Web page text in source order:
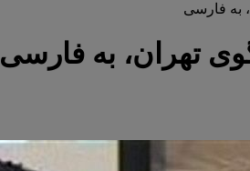
به فارسی
تهران، به فارسی